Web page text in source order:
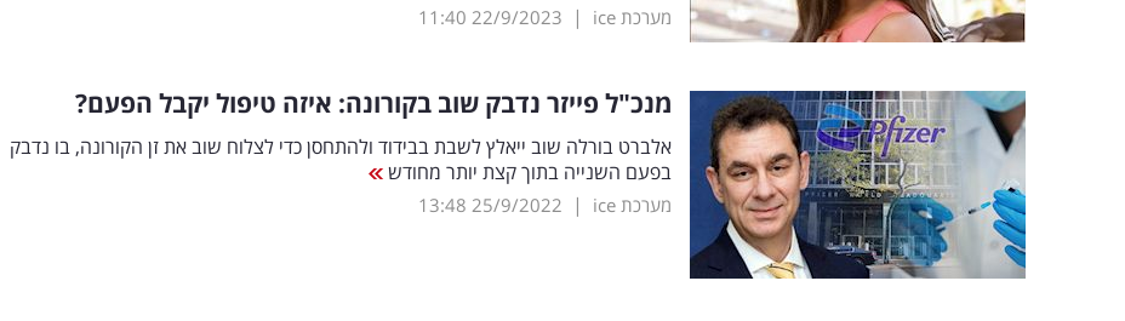
מערכת ice |
22/9/2023
11:40
מנכ"ל פייזר נדבק שוב בקורונה: איזה טיפול יקבל הפעם?
אלברט בורלה שוב ייאלץ לשבת בבידוד ולהתחסן כדי לצלוח שוב את זן הקורונה, בו נדבק
בפעם השנייה בתוך קצת יותר מחודש
מערכת ice |
25/9/2022
13:48